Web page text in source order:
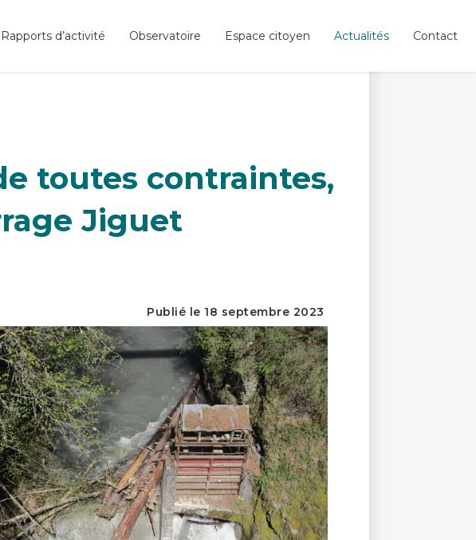
Rapports d’activité Observatoire Espace citoyen Actualités Contact
toutes contraintes,
Jiguet
Publié le 18 septembre 2023